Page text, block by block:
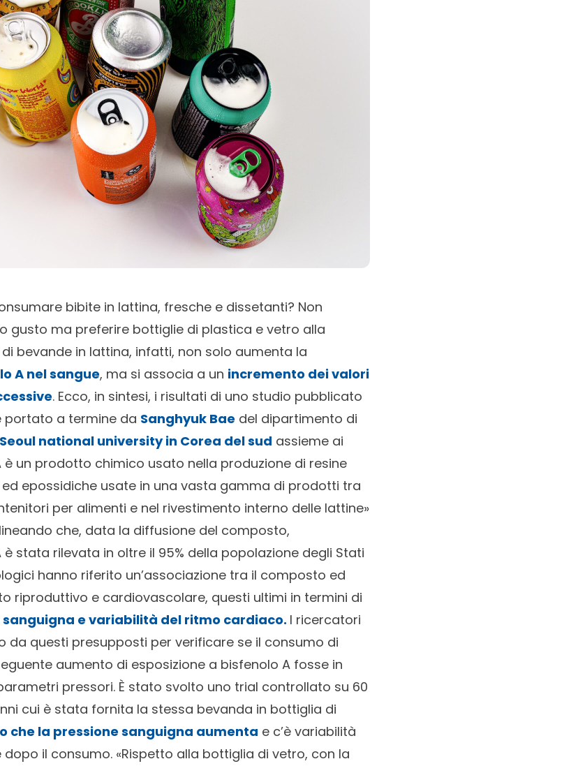
bibite in lattina, fresche e dissetanti? Non
gusto ma preferire bottiglie di plastica e vetro alla
bevande in lattina, infatti, non solo aumenta la
A nel sangue, ma si associa a un incremento dei valori
. Ecco, in sintesi, i risultati di uno studio pubblicato
portato a termine da Sanghyuk Bae del dipartimento di
Seoul national university in Corea del sud assieme ai
è un prodotto chimico usato nella produzione di resine
epossidiche usate in una vasta gamma di prodotti tra
per alimenti e nel rivestimento interno delle lattine»
che, data la diffusione del composto,
è stata rilevata in oltre il 95% della popolazione degli Stati
hanno riferito un’associazione tra il composto ed
riproduttivo e cardiovascolare, questi ultimi in termini di
e variabilità del ritmo cardiaco. I ricercatori
da questi presupposti per verificare se il consumo di
aumento di esposizione a bisfenolo A fosse in
pressori. È stato svolto uno trial controllato su 60
cui è stata fornita la stessa bevanda in bottiglia di
che la pressione sanguigna aumenta e c’è variabilità
il consumo. «Rispetto alla bottiglia di vetro, con la